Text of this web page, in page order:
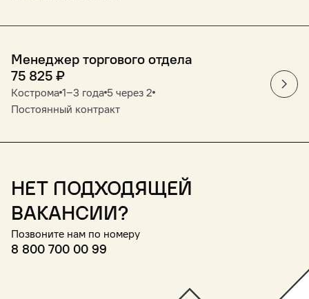
Менеджер торгового отдела
75 825 ₽
Кострома 1‒3 года 5 через 2
Постоянный контракт
Нет подходящей
вакансии?
Позвоните нам по номеру
8 800 700 00 99